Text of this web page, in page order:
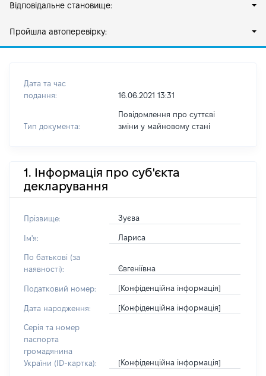
Відповідальне становище:
Пройшла автоперевірку:
Дата та час
подання:
16.06.2021 13:31
Тип документа:
Повідомлення про суттєві
зміни y майновому стані
1. Інформація про суб'єкта
декларування
Прізвище: Зуєва
Ім'я: Лариса
По батькові (за
наявності):
Євгеніївна
Податковий номер: [Конфіденційна інформація]
Дата народження: [Конфіденційна інформація]
Серія та номер
паспорта
громадянина
України (ID-картка):
[Конфіденційна інформація]